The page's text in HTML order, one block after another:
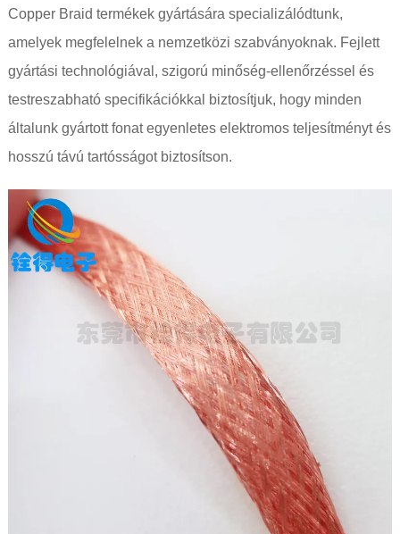
Copper Braid termékek gyártására specializálódtunk,
amelyek megfelelnek a nemzetközi szabványoknak. Fejlett
gyártási technológiával, szigorú minőség-ellenőrzéssel és
testreszabható specifikációkkal biztosítjuk, hogy minden
általunk gyártott fonat egyenletes elektromos teljesítményt és
hosszú távú tartósságot biztosítson.